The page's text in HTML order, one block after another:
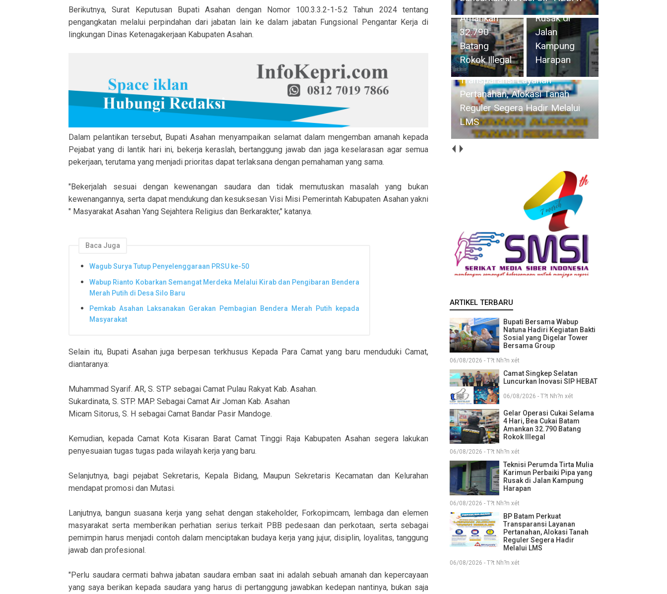
Berikutnya, Surat Keputusan Bupati Asahan dengan Nomor 100.3.3.2-1-5.2 Tahun 2024 tentang
pengangkatan melalui perpindahan dari jabatan lain ke dalam jabatan Fungsional Pengantar Kerja di
lingkungan Dinas Ketenagakerjaan Kabupaten Asahan.
Dalam pelantikan tersebut, Bupati Asahan menyampaikan selamat dalam mengemban amanah kepada
Pejabat yang di lantik hari ini, bekerja keraslah, bertanggung jawab dan jaga keselarasan agar semua
pekerjaan, terutama yang menjadi prioritas dapat terlaksana dengan pemahaman yang sama.
"Bekerjalah sesuai dengan kewenangan saudara dan tidak memutuskan masalah yang bukan
kewenangannya, serta dapat mendukung dan kesuksesan Visi Misi Pemerintah Kabupaten Asahan yakni
" Masyarakat Asahan Yang Sejahtera Religius dan Berkarakter," katanya.
Baca Juga
Wagub Surya Tutup Penyelenggaraan PRSU ke-50
Wabup Rianto Kobarkan Semangat Merdeka Melalui Kirab dan Pengibaran Bendera
Merah Putih di Desa Silo Baru
Pemkab Asahan Laksanakan Gerakan Pembagian Bendera Merah Putih kepada
Masyarakat
Selain itu, Bupati Asahan juga berpesan terkhusus Kepada Para Camat yang baru menduduki Camat,
diantaranya:
Muhammad Syarif. AR, S. STP sebagai Camat Pulau Rakyat Kab. Asahan.
Sukardinata, S. STP. MAP. Sebagai Camat Air Joman Kab. Asahan
Micam Sitorus, S. H sebagai Camat Bandar Pasir Mandoge.
Kemudian, kepada Camat Kota Kisaran Barat Camat Tinggi Raja Kabupaten Asahan segera lakukan
penyesuaian tugas tugas pada wilayah kerja yang baru.
Selanjutnya, bagi pejabat Sekretaris, Kepala Bidang, Maupun Sekretaris Kecamatan dan Kelurahan
mendapat promosi dan Mutasi.
Lanjutnya, bangun suasana kerja yang sehat dengan stakeholder, Forkopimcam, lembaga dan elemen
masyarakat serta memberikan perhatian serius terkait PBB pedesaan dan perkotaan, serta sebagai
pemimpin harus menjadi contoh dalam menciptakan budaya kerja yang jujur, disiplin, loyalitas, tanggung
jawab dan profesional.
"Perlu saudara cermati bahwa jabatan saudara emban saat ini adalah sebuah amanah dan kepercayaan
yang saya berikan kepada saudara yang harus di pertanggung jawabkan kedepan nantinya, bukan saja
Pipa yang
Rusak di
Jalan
Kampung
Harapan
Tanah
Reguler
Segera
Hadir
Melalui LMS
Rapat Paripurna, Wabup Deby
Sampaikan Rancangan
Perubahan KUA-PPAS 2026
ARTIKEL TERBARU
Bupati Bersama Wabup
Natuna Hadiri Kegiatan Bakti
Sosial yang Digelar Tower
Bersama Group
06/08/2026 - T?t Nh?n xét
Camat Singkep Selatan
Luncurkan Inovasi SIP HEBAT
06/08/2026 - T?t Nh?n xét
Gelar Operasi Cukai Selama
4 Hari, Bea Cukai Batam
Amankan 32.790 Batang
Rokok Illegal
06/08/2026 - T?t Nh?n xét
Teknisi Perumda Tirta Mulia
Karimun Perbaiki Pipa yang
Rusak di Jalan Kampung
Harapan
06/08/2026 - T?t Nh?n xét
BP Batam Perkuat
Transparansi Layanan
Pertanahan, Alokasi Tanah
Reguler Segera Hadir
Melalui LMS
06/08/2026 - T?t Nh?n xét